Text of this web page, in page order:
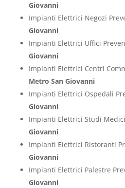
Giovanni
Impianti Elettrici Negozi
Giovanni
Impianti Elettrici Uffici
Giovanni
Impianti Elettrici Centri
Metro San Giovanni
Impianti Elettrici Ospedali
Giovanni
Impianti Elettrici Studi
Giovanni
Impianti Elettrici Ristoranti
Giovanni
Impianti Elettrici Palestre
Giovanni